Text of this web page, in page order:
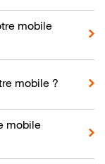
mobile
mobile ?
mobile